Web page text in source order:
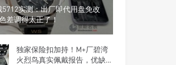
5712实测：出厂即代用盘免改
差调得太正了！
独家保险扣加持！M+厂碧湾
火烈鸟真实佩戴报告，优缺点